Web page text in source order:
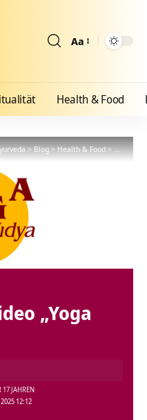
Aa
Health & Food
>Blog>Health & Food>
„Yoga
12:12
17 JAHREN